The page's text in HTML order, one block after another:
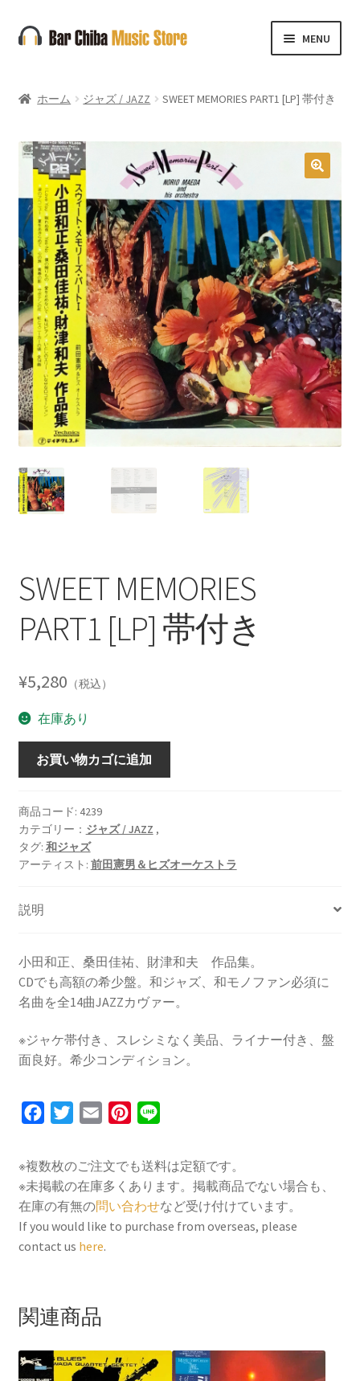
ナ
ビ
ー
ン
キ
ッ
プ
コ
ン
ン
ス
プ
MENU
ホーム ジャズ / JAZZ SWEET MEMORIES PART1 [LP] 帯付き
SWEET MEMORIES
PART1 [LP] 帯付き
¥5,280 （税込）
在庫あり
SWEET
MEMORIES
[LP]
帯
付
き
お買い物カゴに追加
商品コード: 4239
カテゴリー： ジャズ / JAZZ ,
タグ: 和ジャズ
アーティスト: 前田憲男＆ヒズオーケストラ
説明
小田和正、桑田佳祐、財津和夫 作品集。
CDでも高額の希少盤。和ジャズ、和モノファン必須に
名曲を全14曲JAZZカヴァー。
※ジャケ帯付き、スレシミなく美品、ライナー付き、盤
面良好。希少コンディション。
c
e
b
o
o
t
t
e
r
a
i
l
n
t
e
r
n
e
※複数枚のご注文でも送料は定額です。
※未掲載の在庫多くあります。掲載商品でない場合も、
在庫の有無の問い合わせなど受け付けています。
If you would like to purchase from overseas, please
contact us here.
関連商品